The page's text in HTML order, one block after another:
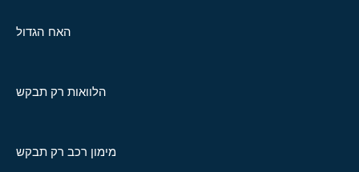
האח הגדול
הלוואות רק תבקש
מימון רכב רק תבקש